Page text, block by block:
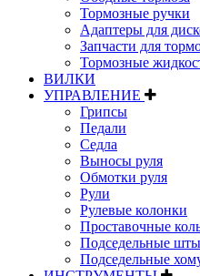
Тормозные ручки
Адаптеры для
Запчасти для
Тормозные
ВИЛКИ
УПРАВЛЕНИЕ
Грипсы
Педали
Седла
Выносы руля
Обмотки руля
Рули
Рулевые колонки
Проставочные
Подседельные
Подседельные